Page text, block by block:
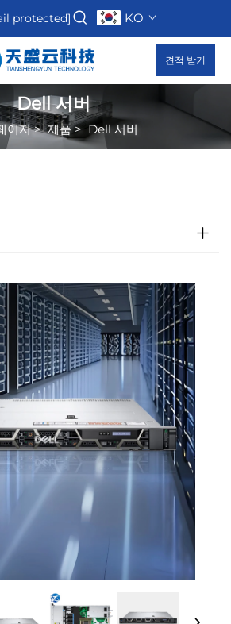
protected] KO
견적 받기
Dell 서버
이지>제품> Dell 서버